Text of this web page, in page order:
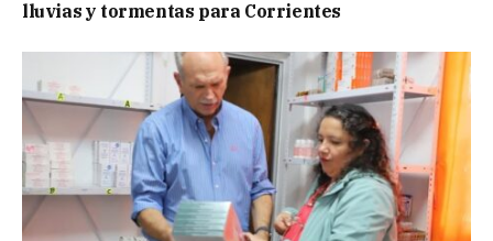
lluvias y tormentas para Corrientes